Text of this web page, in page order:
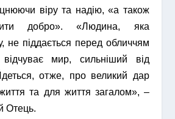
віру та надію, «а також
добро». «Людина, яка
не піддається перед обличчям
мир, сильніший від
отже, про великий дар
та для життя загалом», –
Отець.